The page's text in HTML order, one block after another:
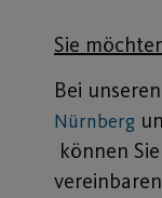
Sie
Bei
Nürnberg
können